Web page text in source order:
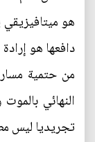
هو
دافعها هو
من حتمية مسار
النهائي
تجريديا ليس